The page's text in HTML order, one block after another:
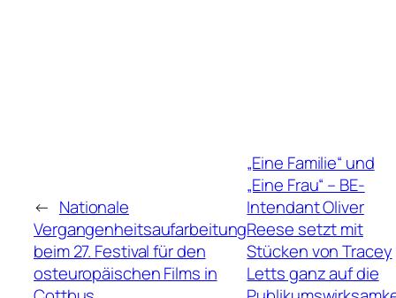
← Nationale
Vergangenheitsaufarbeitung
beim 27. Festival für den
osteuropäischen Films in
„Eine Familie“ und
„Eine Frau“ – BE-
Intendant Oliver
Reese setzt mit
Stücken von Tracey
Letts ganz auf die